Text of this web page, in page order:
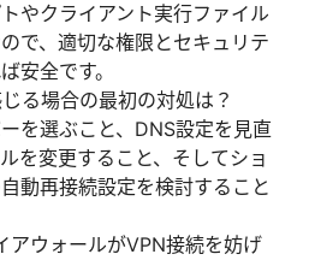
やクライアント実行ファイル
で、適切な権限とセキュリテ
安全です。
る場合の最初の対処は？
を選ぶこと、DNS設定を見直
を変更すること、そしてショ
動再接続設定を検討すること
アウォールがVPN接続を妨げ